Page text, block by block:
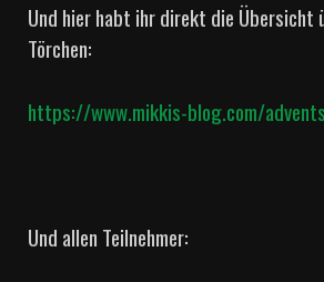
Und hier habt ihr direkt die Übersicht
Törchen:
https://www.mikkis-blog.com/
Und allen Teilnehmer: